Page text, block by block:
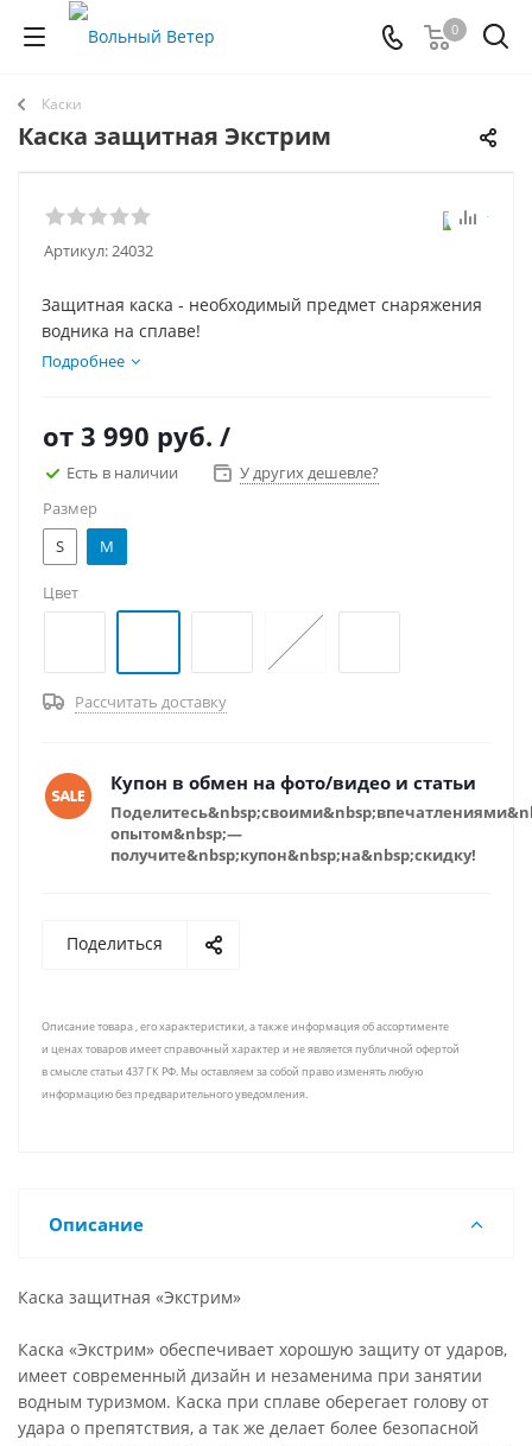
0
Каски
Каска защитная Экстрим
Артикул:24032
Защитная каска - необходимый предмет снаряжения
водника на сплаве!
Подробнее
от 3 990 руб. /
Есть в наличии
У других дешевле?
Размер
S
M
Цвет
Рассчитать доставку
Купон в обмен на фото/видео и статьи
опытом&nbsp;—
получите&nbsp;купон&nbsp;на&nbsp;скидку!
Поделиться
Описание товара , его характеристики, а также информация об ассортименте
и ценах товаров имеет справочный характер и не является публичной офертой
в смысле статьи 437 ГК РФ. Мы оставляем за собой право изменять любую
информацию без предварительного уведомления.
Описание
Каска защитная «Экстрим»
Каска «Экстрим» обеспечивает хорошую защиту от ударов,
имеет современный дизайн и незаменима при занятии
водным туризмом. Каска при сплаве оберегает голову от
удара о препятствия, а так же делает более безопасной